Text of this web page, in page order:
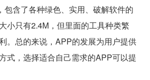
包含了各种绿色、实用、破解软件的
小只有2.4M，但里面的工具种类繁
。总的来说，APP的发展为用户提供
式，选择适合自己需求的APP可以提